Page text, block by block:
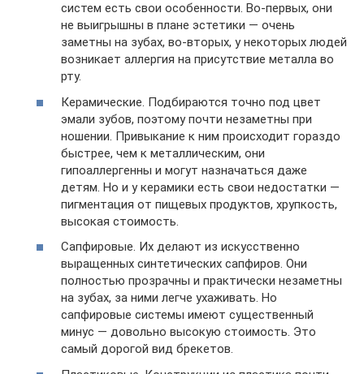
систем есть свои особенности. Во-первых, они
не выигрышны в плане эстетики — очень
заметны на зубах, во-вторых, у некоторых людей
возникает аллергия на присутствие металла во
рту.
Керамические. Подбираются точно под цвет
эмали зубов, поэтому почти незаметны при
ношении. Привыкание к ним происходит гораздо
быстрее, чем к металлическим, они
гипоаллергенны и могут назначаться даже
детям. Но и у керамики есть свои недостатки —
пигментация от пищевых продуктов, хрупкость,
высокая стоимость.
Сапфировые. Их делают из искусственно
выращенных синтетических сапфиров. Они
полностью прозрачны и практически незаметны
на зубах, за ними легче ухаживать. Но
сапфировые системы имеют существенный
минус — довольно высокую стоимость. Это
самый дорогой вид брекетов.